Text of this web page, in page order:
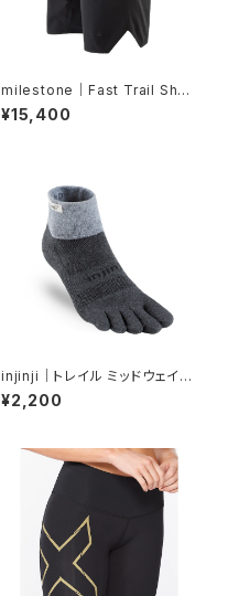
milestone｜Fast Trail Shor
ts（ジェットブラック）
¥15,400
injinji｜トレイル ミッドウェイト
ミニクルー（グラナイト）
¥2,200